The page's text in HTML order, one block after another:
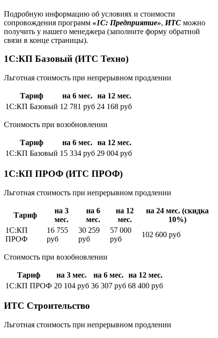
Подробную информацию об условиях и стоимости
сопровождения программ «1С: Предприятие», ИТС можно
получить у нашего менеджера (заполните форму обратной
связи в конце страницы).
1С:КП Базовый (ИТС Техно)
Льготная стоимость при непрерывном продлении
Тариф на 6 мес. на 12 мес.
1С:КП Базовый 12 781 руб 24 168 руб
Стоимость при возобновлении
Тариф на 6 мес. на 12 мес.
1С:КП Базовый 15 334 руб 29 004 руб
1С:КП ПРОФ (ИТС ПРОФ)
Льготная стоимость при непрерывном продлении
Тариф
на 3
мес.
на 6
мес.
на 12
мес.
на 24 мес. (скидка
10%)
1С:КП
ПРОФ
16 755
руб
30 259
руб
57 000
руб
102 600 руб
Стоимость при возобновлении
Тариф на 3 мес. на 6 мес. на 12 мес.
1С:КП ПРОФ 20 104 руб 36 307 руб 68 400 руб
ИТС Строительство
Льготная стоимость при непрерывном продлении